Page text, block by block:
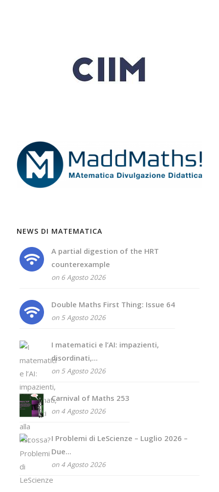
NEWS DI MATEMATICA
A partial digestion of the HRT
counterexample
on 6 Agosto 2026
Double Maths First Thing: Issue 64
on 5 Agosto 2026
I matematici e l’AI: impazienti,
disordinati,...
on 5 Agosto 2026
Carnival of Maths 253
on 4 Agosto 2026
I Problemi di LeScienze – Luglio 2026 –
Due...
on 4 Agosto 2026